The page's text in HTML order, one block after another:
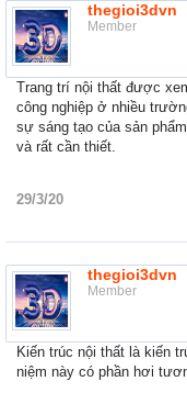
thegioi3dvn
Member
Trang trí nội thất được
công nghiệp ở nhiều
sự sáng tạo của sản
và rất cần thiết.
29/3/20
thegioi3dvn
Member
Kiến trúc nội thất là kiến
niệm này có phần hơi